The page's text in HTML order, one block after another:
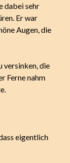
dabei sehr
Er war
Augen, die
versinken, die
Ferne nahm
eigentlich